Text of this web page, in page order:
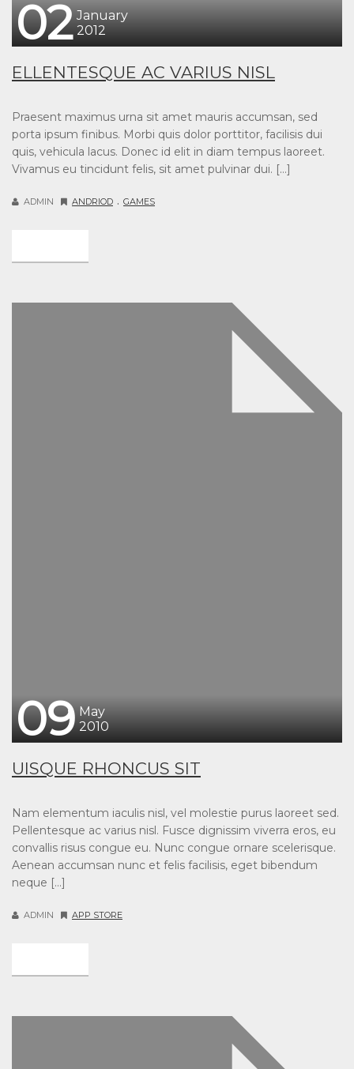
02 January
2012
ELLENTESQUE AC VARIUS NISL
Praesent maximus urna sit amet mauris accumsan, sed
porta ipsum finibus. Morbi quis dolor porttitor, facilisis dui
quis, vehicula lacus. Donec id elit in diam tempus laoreet.
Vivamus eu tincidunt felis, sit amet pulvinar dui. […]
ADMIN ANDRIOD . GAMES
09 May
2010
UISQUE RHONCUS SIT
Nam elementum iaculis nisl, vel molestie purus laoreet sed.
Pellentesque ac varius nisl. Fusce dignissim viverra eros, eu
convallis risus congue eu. Nunc congue ornare scelerisque.
Aenean accumsan nunc et felis facilisis, eget bibendum
neque […]
ADMIN APP STORE